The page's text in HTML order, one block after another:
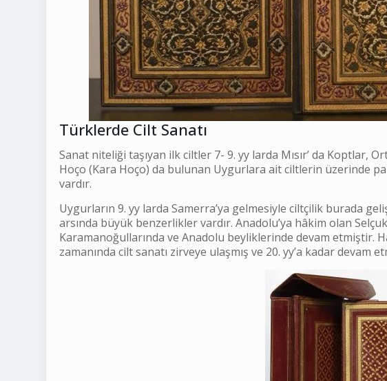
Türklerde Cilt Sanatı
Sanat niteliği taşıyan ilk ciltler 7- 9. yy larda Mısır’ da Koptlar,
Hoço (Kara Hoço) da bulunan Uygurlara ait ciltlerin üzerinde
vardır.
Uygurların 9. yy larda Samerra’ya gelmesiyle ciltçilik burada
arsında büyük benzerlikler vardır. Anadolu’ya hâkim olan
Karamanoğullarında ve Anadolu beyliklerinde devam etmiştir.
zamanında cilt sanatı zirveye ulaşmış ve 20. yy’a kadar devam